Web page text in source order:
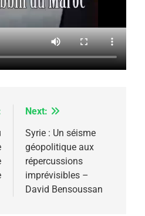
Next:
Syrie : Un séisme
géopolitique aux
répercussions
imprévisibles –
David Bensoussan
l’année la plus
selon le
DIGNE ET RÉSILIENTE :
JE REVENDIQUE
JUDAÏTE par Thérèse
Dvir
JUDAISME